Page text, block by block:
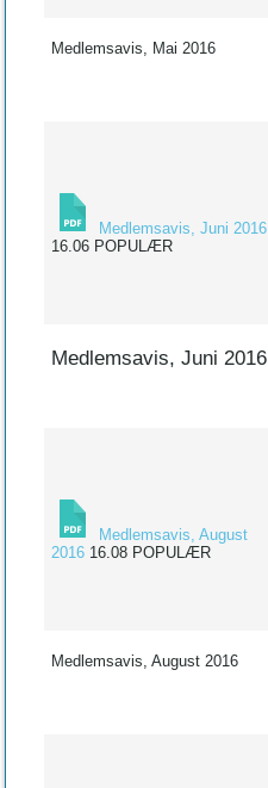
Medlemsavis, Mai 2016
Medlemsavis, Juni 2016
16.06 POPULÆR
Medlemsavis, Juni 2016
Medlemsavis, August
2016 16.08 POPULÆR
Medlemsavis, August 2016